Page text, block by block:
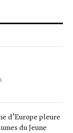
d’Europe pleure
du Jeune